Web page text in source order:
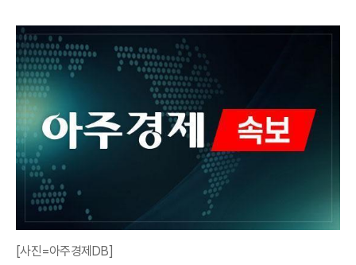
[사진=아주경제DB]